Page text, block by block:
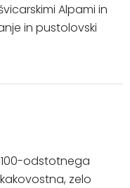
Alpami in
in pustolovski
odstotnega
zelo